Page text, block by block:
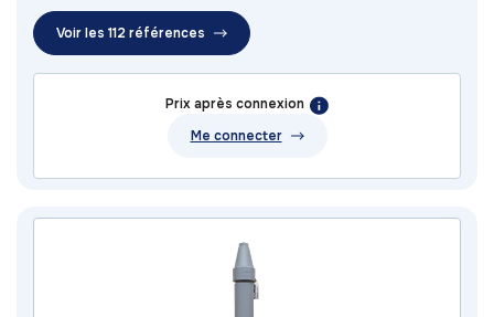
Voir les 112 références
Prix après connexion
Me connecter